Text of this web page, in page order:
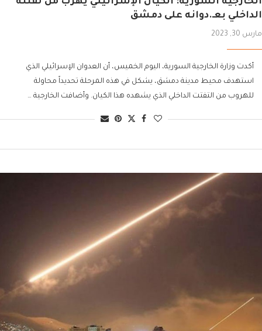
الداخلي بعـ.دوانه على دمشق
مارس 30, 2023
أكدت وزارة الخارجية السورية، اليوم الخميس، أن العدوان الإسرائيلي الذي
استهدف محيط مدينة دمشق، يشكل في هذه المرحلة تحديداً محاولة
للهروب من التفتت الداخلي الذي يشهده هذا الكيان. وأضافت الخارجية …